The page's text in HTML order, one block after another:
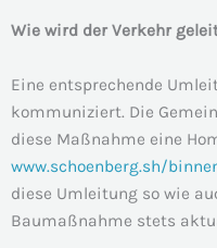
Wie wird der Verkehr
Eine entsprechende
kommuniziert. Die
diese Maßnahme eine
www.schoenberg.sh/
diese Umleitung so wie
Baumaßnahme stets